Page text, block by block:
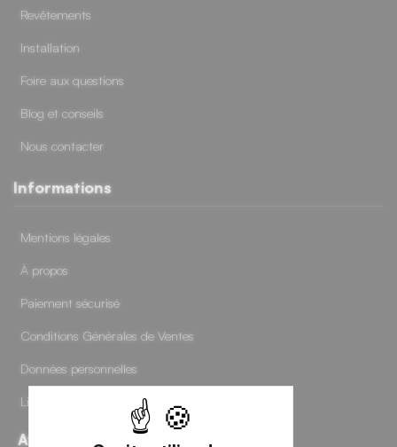
Revêtements
Installation
Foire aux questions
Blog et conseils
Nous contacter
Informations
Mentions légales
À propos
Paiement sécurisé
Conditions Générales de Ventes
Données personnelles
Livraisons et retours
Avis clients